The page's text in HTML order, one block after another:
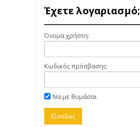
Έχετε λογαριασμό;
Όνομα χρήστη:
Κωδικός πρόσβασης:
Να με θυμάσαι